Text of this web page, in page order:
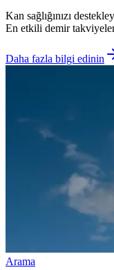
Kan sağlığınızı
En etkili demir
Daha fazla bilgi edinin
Arama